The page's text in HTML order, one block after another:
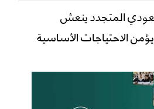
المتجدد ينعش
الاحتياجات الأساسية